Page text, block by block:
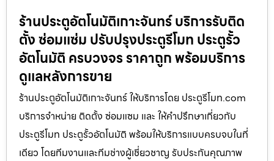
ร้านประตูอัตโนมัติเกาะจันทร์ บริการรับติด
ตั้ง ซ่อมแซ่ม ปรับปรุงประตูรีโมท ประตูรั้ว
อัตโนมัติ ครบวงจร ราคาถูก พร้อมบริการ
ดูแลหลังการขาย
ร้านประตูอัตโนมัติเกาะจันทร์ ให้บริการโดย ประตูรีโมท.com
บริการจำหน่าย ติดตั้ง ซ่อมแซม และ ให้คำปรึกษาเกี่ยวกับ
ประตูรีโมท ประตูรั้วอัตโนมัติ พร้อมให้บริการแบบครบจบในที่
เดียว โดยทีมงานและทีมช่างผู้เชี่ยวชาญ รับประกันคุณภาพ